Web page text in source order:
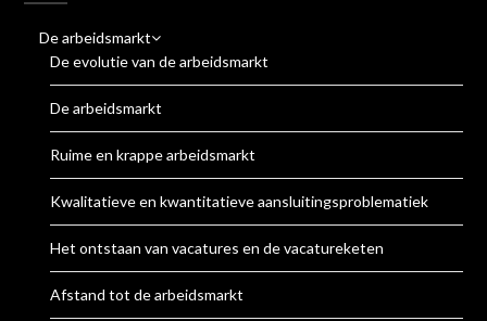
De arbeidsmarkt
De evolutie van de arbeidsmarkt
De arbeidsmarkt
Ruime en krappe arbeidsmarkt
Kwalitatieve en kwantitatieve aansluitingsproblematiek
Het ontstaan van vacatures en de vacatureketen
Afstand tot de arbeidsmarkt